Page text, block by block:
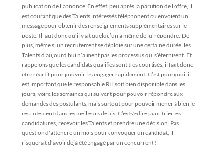
publication de l’annonce. En effet, peu après la parution de l’offre, il
est courant que des Talents intéressés téléphonent ou envoient un
message pour obtenir des renseignements supplémentaires sur le
poste. Il faut donc qu’il y ait quelqu’un à même de lui répondre. De
plus, même si un recrutement se déploie sur une certaine durée, les
Talents d’aujourd’hui n’aiment pas les processus qui s’éternisent. Et
rappelons que les candidats qualifiés sont très courtisés, il faut donc
être réactif pour pouvoir les engager rapidement. C’est pourquoi, il
est important que le responsable RH soit bien disponible dans les
jours, voire les semaines qui suivent pour pouvoir répondre aux
demandes des postulants, mais surtout pour pouvoir mener à bien le
recrutement dans les meilleurs délais. C’est-à-dire pour trier les
candidatures, recevoir les Talents et prendre une décision. Pas
question d’attendre un mois pour convoquer un candidat, il
risquerait d’avoir déjà été engagé par un concurrent !